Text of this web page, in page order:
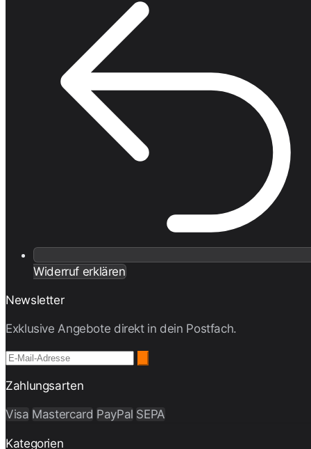
Widerruf erklären
Newsletter
Exklusive Angebote direkt in dein Postfach.
Zahlungsarten
Visa Mastercard PayPal SEPA
Kategorien